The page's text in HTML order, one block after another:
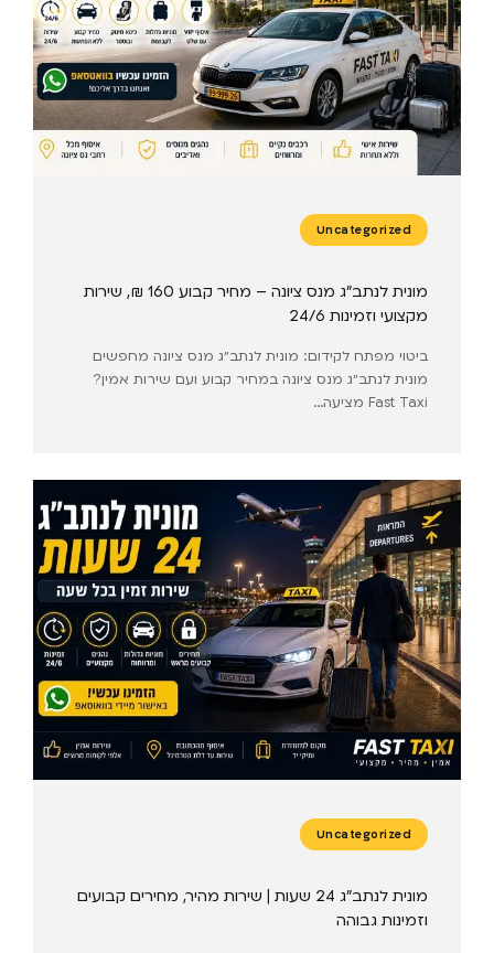
Uncategorized
מונית לנתב״ג מנס ציונה – מחיר קבוע 160 ₪, שירות
מקצועי וזמינות 24/6
ביטוי מפתח לקידום: מונית לנתב״ג מנס ציונה מחפשים
מונית לנתב״ג מנס ציונה במחיר קבוע ועם שירות אמין?
Fast Taxi מציעה...
Uncategorized
מונית לנתב״ג 24 שעות | שירות מהיר, מחירים קבועים
וזמינות גבוהה